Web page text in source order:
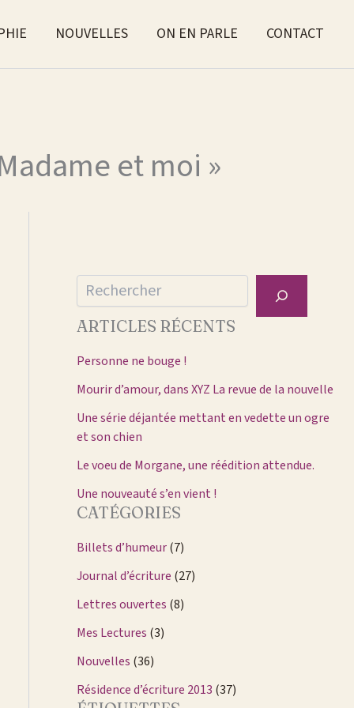
NOUVELLES ON EN PARLE CONTACT
et moi »
Rechercher
ARTICLES RÉCENTS
Personne ne bouge !
Mourir d’amour, dans XYZ La revue de la nouvelle
Une série déjantée mettant en vedette un ogre
et son chien
Le voeu de Morgane, une réédition attendue.
Une nouveauté s’en vient !
CATÉGORIES
Billets d’humeur(7)
Journal d’écriture (27)
Lettres ouvertes (8)
Mes Lectures (3)
Nouvelles (36)
Résidence d’écriture 2013 (37)